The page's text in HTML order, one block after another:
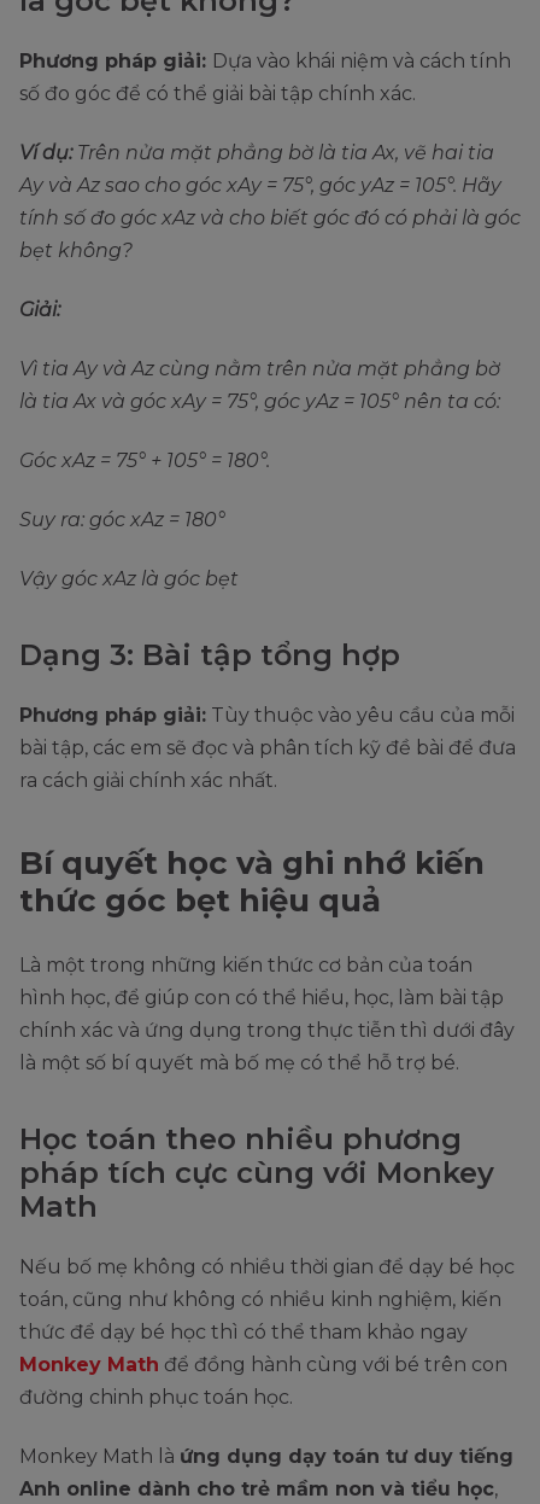
Phương pháp giải: Dựa vào khái niệm và cách tính
số đo góc để có thể giải bài tập chính xác.
Ví dụ: Trên nửa mặt phẳng bờ là tia Ax, vẽ hai tia
Ay và Az sao cho góc xAy = 75°, góc yAz = 105°. Hãy
tính số đo góc xAz và cho biết góc đó có phải là góc
bẹt không?
Giải:
Vì tia Ay và Az cùng nằm trên nửa mặt phẳng bờ
là tia Ax và góc xAy = 75°, góc yAz = 105° nên ta có:
Góc xAz = 75° + 105° = 180°.
Suy ra: góc xAz = 180°
Vậy góc xAz là góc bẹt
Dạng 3: Bài tập tổng hợp
Phương pháp giải: Tùy thuộc vào yêu cầu của mỗi
bài tập, các em sẽ đọc và phân tích kỹ đề bài để đưa
ra cách giải chính xác nhất.
Bí quyết học và ghi nhớ kiến
thức góc bẹt hiệu quả
Là một trong những kiến thức cơ bản của toán
hình học, để giúp con có thể hiểu, học, làm bài tập
chính xác và ứng dụng trong thực tiễn thì dưới đây
là một số bí quyết mà bố mẹ có thể hỗ trợ bé.
Học toán theo nhiều phương
pháp tích cực cùng với Monkey
Math
Nếu bố mẹ không có nhiều thời gian để dạy bé học
toán, cũng như không có nhiều kinh nghiệm, kiến
thức để dạy bé học thì có thể tham khảo ngay
Monkey Math để đồng hành cùng với bé trên con
đường chinh phục toán học.
Monkey Math là ứng dụng dạy toán tư duy tiếng
Anh online dành cho trẻ mầm non và tiểu học,